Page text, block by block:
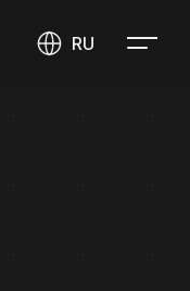
RU